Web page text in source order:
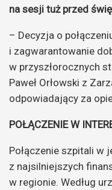
na sesji tuż przed
– Decyzja o
i zagwarantowanie
w przyszłorocznych
Paweł Orłowski z
odpowiadający za
POŁĄCZENIE W
Połączenie szpitali w
z najsilniejszych
w regionie. Według